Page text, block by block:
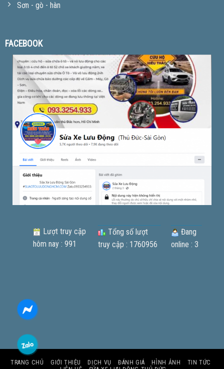
Sơn - gò - hàn
FACEBOOK
Lượt truy cập
hôm nay : 991
Tổng số lượt
truy cập : 1760956
Đang
online : 3
TRANG CHỦ GIỚI THIỆU DỊCH VỤ ĐÁNH GIÁ HÌNH ẢNH
TIN TỨC